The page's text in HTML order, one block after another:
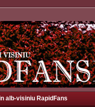
alb-visiniu RapidFans